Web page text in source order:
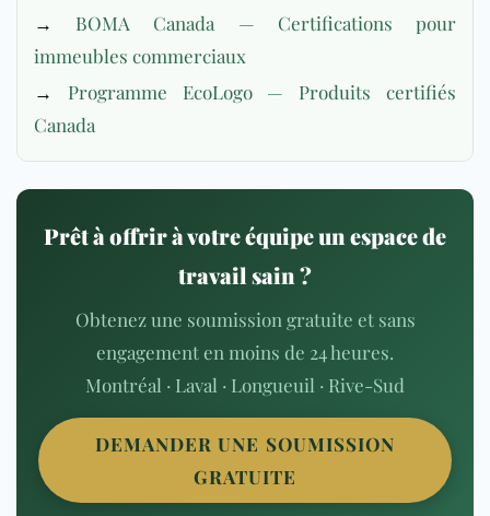
→ BOMA Canada — Certifications pour
immeubles commerciaux
→ Programme EcoLogo — Produits certifiés
Canada
Prêt à offrir à votre équipe un espace de
travail sain ?
Obtenez une soumission gratuite et sans
engagement en moins de 24 heures.
Montréal · Laval · Longueuil · Rive-Sud
DEMANDER UNE SOUMISSION
GRATUITE